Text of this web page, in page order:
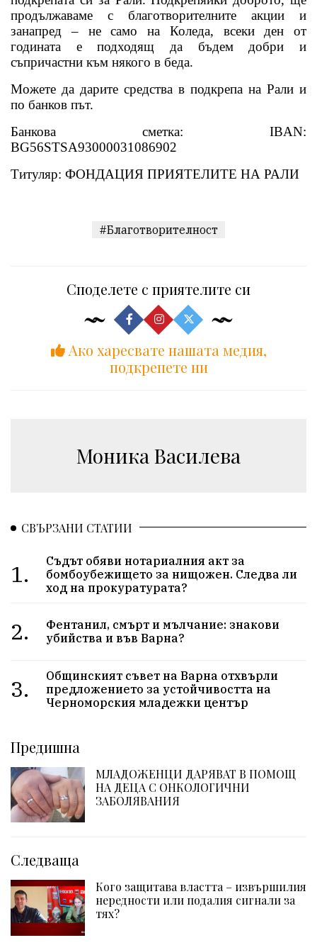
продължаваме с благотворителните акции и
занапред – не само на Коледа, всеки ден от
годината е подходящ да бъдем добри и
съпричастни към някого в беда.
Можете да дарите средства в подкрепа на Рали и
по банков път.
Банкова сметка: IBAN:
BG56STSA93000031086902
Титуляр: ФОНДАЦИЯ ПРИЯТЕЛИТЕ НА РАЛИ
#Благотворителност
Споделете с приятелите си
Ако харесвате нашата медия,
подкрепете ни
Моника Василева
СВЪРЗАНИ СТАТИИ
1.
Съдът обяви нотариалния акт за
бомбоубежището за нищожен. Следва ли
ход на прокуратурата?
2.
Фентанил, смърт и мълчание: знакови
убийства и във Варна?
3.
Общинският съвет на Варна отхвърли
предложението за устойчивостта на
Черноморския младежки център
Предишна
МЛАДОЖЕНЦИ ДАРЯВАТ В ПОМОЩ
НА ДЕЦА С ОНКОЛОГИЧНИ
ЗАБОЛЯВАНИЯ
Следваща
Кого защитава властта – извършилия
нередности или подалия сигнали за
тях?